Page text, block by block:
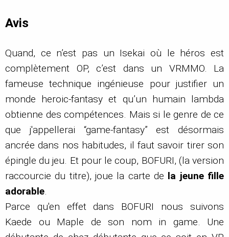
Avis
Quand, ce n’est pas un Isekai où le héros est
complètement OP, c’est dans un VRMMO. La
fameuse technique ingénieuse pour justifier un
monde heroic-fantasy et qu’un humain lambda
obtienne des compétences. Mais si le genre de ce
que j'appellerai “game-fantasy” est désormais
ancrée dans nos habitudes, il faut savoir tirer son
épingle du jeu. Et pour le coup, BOFURI, (la version
raccourcie du titre), joue la carte de la jeune fille
adorable.
Parce qu'en effet dans BOFURI nous suivons
Kaede ou Maple de son nom in game. Une